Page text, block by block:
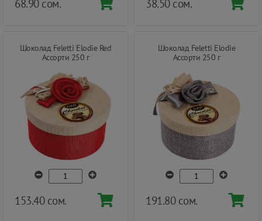
68.90 сом. 38.50 сом.
Шоколад Feletti Elodie Red
Ассорти 250 г
153.40 сом.
Шоколад Feletti Elodie
Ассорти 250 г
191.80 сом.